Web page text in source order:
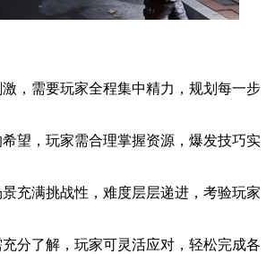
，需要玩家全程集中精力，规划每一步
望，玩家需合理掌握资源，爆发技巧实
充满挑战性，难度层层递进，考验玩家
分了解，玩家可灵活应对，轻松完成各